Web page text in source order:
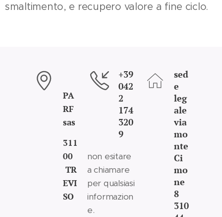
smaltimento, e recupero valore a fine ciclo.
PA
RF
sas
311
00
TR
EVI
SO
+39
042
2
174
320
9
non esitare
a chiamare
per qualsiasi
informazion
e.
sed
e
leg
ale
via
mo
nte
Ci
mo
ne
8
310